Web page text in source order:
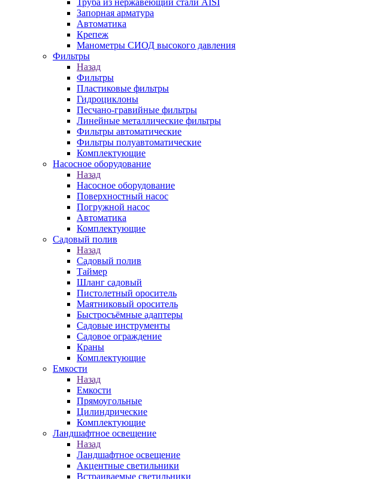
Труба из нержавеющий стали AISI
Запорная арматура
Автоматика
Крепеж
Манометры СИОД высокого давления
Фильтры
Назад
Фильтры
Пластиковые фильтры
Гидроциклоны
Песчано-гравийные фильтры
Линейные металлические фильтры
Фильтры автоматические
Фильтры полуавтоматические
Комплектующие
Насосное оборудование
Назад
Насосное оборудование
Поверхностный насос
Погружной насос
Автоматика
Комплектующие
Садовый полив
Назад
Садовый полив
Таймер
Шланг садовый
Пистолетный ороситель
Маятниковый ороситель
Быстросъёмные адаптеры
Садовые инструменты
Садовое ограждение
Краны
Комплектующие
Емкости
Назад
Емкости
Прямоугольные
Цилиндрические
Комплектующие
Ландшафтное освещение
Назад
Ландшафтное освещение
Акцентные светильники
Встраиваемые светильники